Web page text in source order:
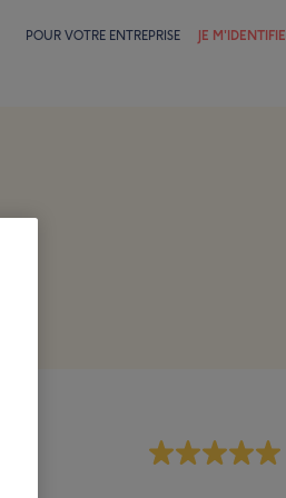
POUR VOTRE ENTREPRISE JE M'IDENTIFIE